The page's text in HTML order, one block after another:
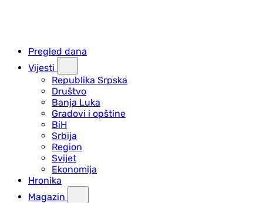
Pregled dana
Vijesti
Republika Srpska
Društvo
Banja Luka
Gradovi i opštine
BiH
Srbija
Region
Svijet
Ekonomija
Hronika
Magazin